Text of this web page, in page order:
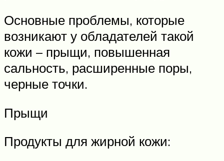
Основные проблемы, которые
возникают у обладателей такой
кожи – прыщи, повышенная
сальность, расширенные поры,
черные точки.
Прыщи
Продукты для жирной кожи: